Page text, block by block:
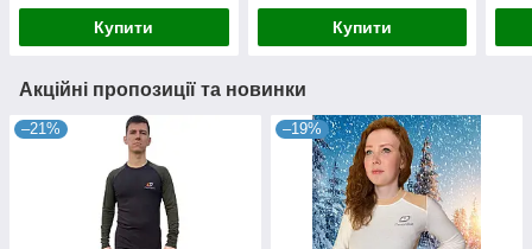
Купити Купити
Акційні пропозиції та новинки
–21% –19%